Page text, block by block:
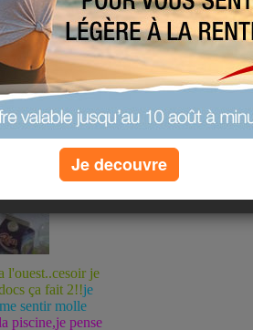
l'ouest..cesoir je
ça fait 2!!je
sentir molle
piscine,je pense
Je decouvre